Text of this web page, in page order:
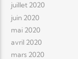
juillet 2020
juin 2020
mai 2020
avril 2020
mars 2020